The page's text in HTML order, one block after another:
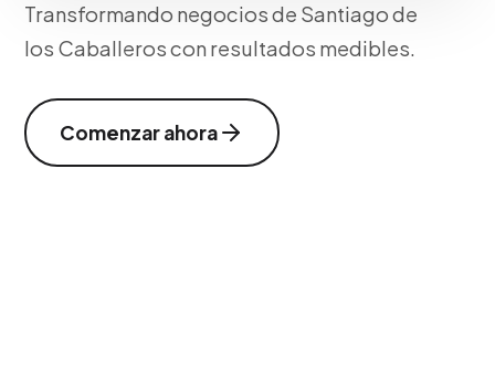
Transformando negocios de Santiago de
los Caballeros con resultados medibles.
Comenzar ahora